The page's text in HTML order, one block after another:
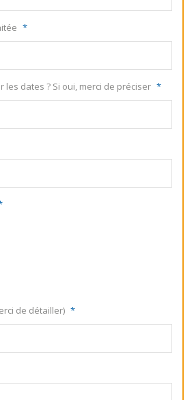
*
les dates ? Si oui, merci de préciser *
de détailler) *